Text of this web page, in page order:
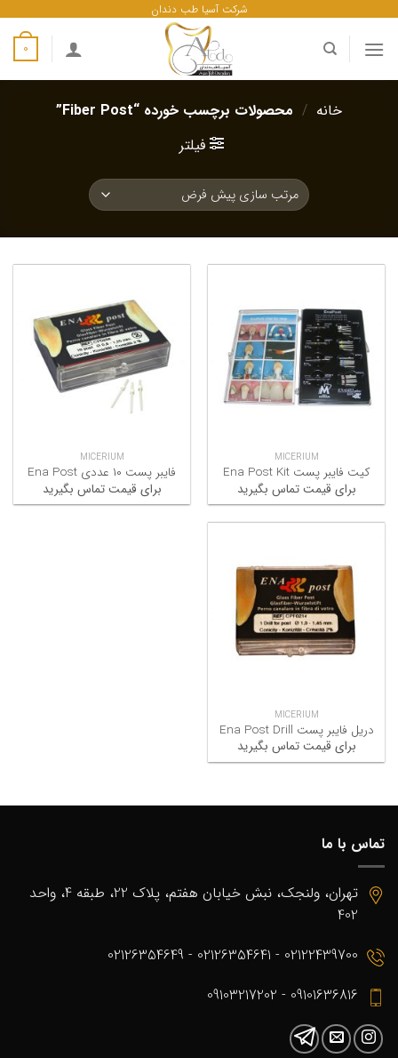
بروید
شرکت آسیا طب دندان
0
خانه / محصولات برچسب خورده “Fiber Post”
فیلتر
MICERIUM
کیت فایبر پست Ena Post Kit
برای قیمت تماس بگیرید
MICERIUM
فایبر پست ۱۰ عددی Ena Post
برای قیمت تماس بگیرید
MICERIUM
دریل فایبر پست Ena Post Drill
برای قیمت تماس بگیرید
تماس با ما
تهران، ولنجک، نبش خیابان هفتم، پلاک 22، طبقه 4، واحد
402
02122439700 - 02126354641 - 02126354649
09101636816 - 09103217202